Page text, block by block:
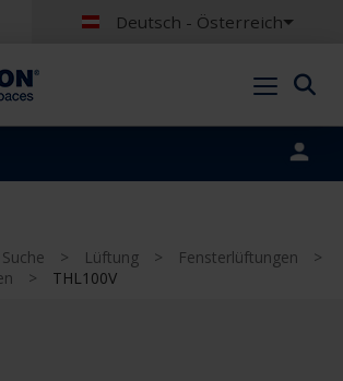
Deutsch - Österreich
> Lüftung > Fensterlüftungen
>
> THL100V